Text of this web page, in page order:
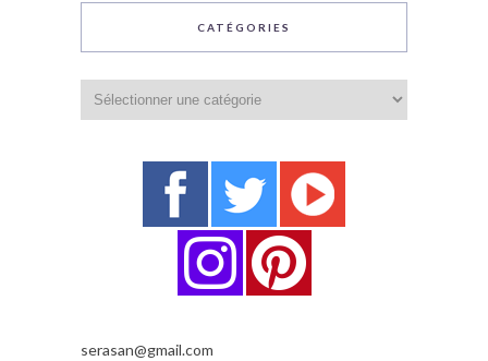
CATÉGORIES
serasan@gmail.com